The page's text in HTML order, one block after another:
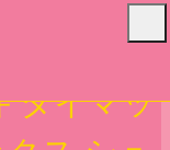
タイマッ